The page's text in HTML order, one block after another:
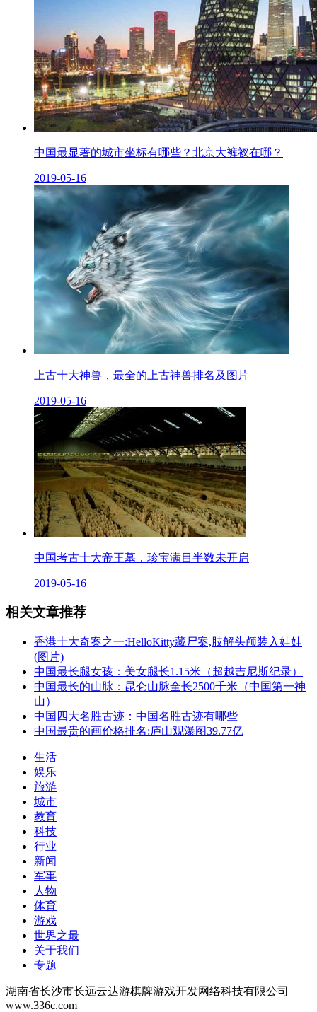
中国最显著的城市坐标有哪些？北京大裤衩在哪？
2019-05-16
上古十大神兽，最全的上古神兽排名及图片
2019-05-16
中国考古十大帝王墓，珍宝满目半数未开启
2019-05-16
相关文章推荐
香港十大奇案之一:HelloKitty藏尸案,肢解头颅装入娃娃
(图片)
中国最长腿女孩：美女腿长1.15米（超越吉尼斯纪录）
中国最长的山脉：昆仑山脉全长2500千米（中国第一神
山）
中国四大名胜古迹：中国名胜古迹有哪些
中国最贵的画价格排名:庐山观瀑图39.77亿
生活
娱乐
旅游
城市
教育
科技
行业
新闻
军事
人物
体育
游戏
世界之最
关于我们
专题
湖南省长沙市长远云达游棋牌游戏开发网络科技有限公司
www.336c.com